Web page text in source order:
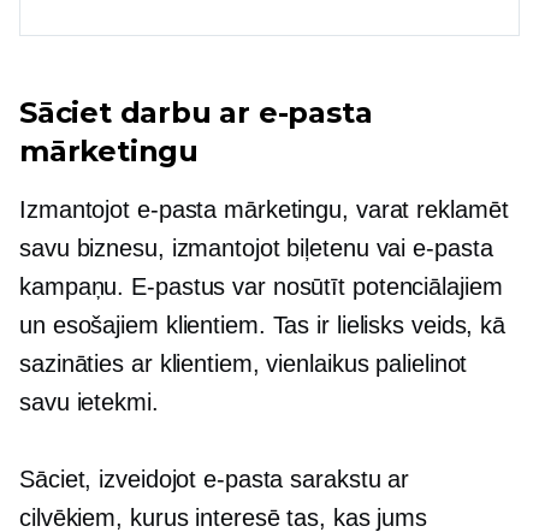
Sāciet darbu ar e-pasta
mārketingu
Izmantojot e-pasta mārketingu, varat reklamēt
savu biznesu, izmantojot biļetenu vai e-pasta
kampaņu. E-pastus var nosūtīt potenciālajiem
un esošajiem klientiem. Tas ir lielisks veids, kā
sazināties ar klientiem, vienlaikus palielinot
savu ietekmi.
Sāciet, izveidojot e-pasta sarakstu ar
cilvēkiem, kurus interesē tas, kas jums